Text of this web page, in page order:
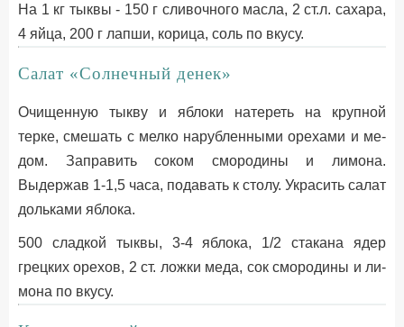
На 1 кг тыквы - 150 г сливочного масла, 2 ст.л. сахара,
4 яйца, 200 г лапши, корица, соль по вкусу.
Салат «Солнечный денек»
Очищенную тыкву и яблоки натереть на крупной
терке, смешать с мелко нарубленными орехами и ме­
дом. Заправить соком смородины и лимона.
Выдержав 1-1,5 часа, подавать к столу. Украсить салат
долька­ми яблока.
500 сладкой тыквы, 3-4 яблока, 1/2 стакана ядер
грецких орехов, 2 ст. ложки меда, сок смородины и ли­
мона по вкусу.